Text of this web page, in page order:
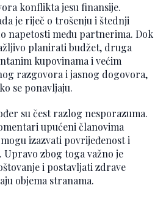
konflikta jesu finansije.
je riječ o trošenju i štednji
napetosti među partnerima. Dok
planirati budžet, druga
kupovinama i većim
razgovora i jasnog dogovora,
se ponavljaju.
su čest razlog nesporazuma.
upućeni članovima
izazvati povrijeđenost i
Upravo zbog toga važno je
i postavljati zdrave
objema stranama.